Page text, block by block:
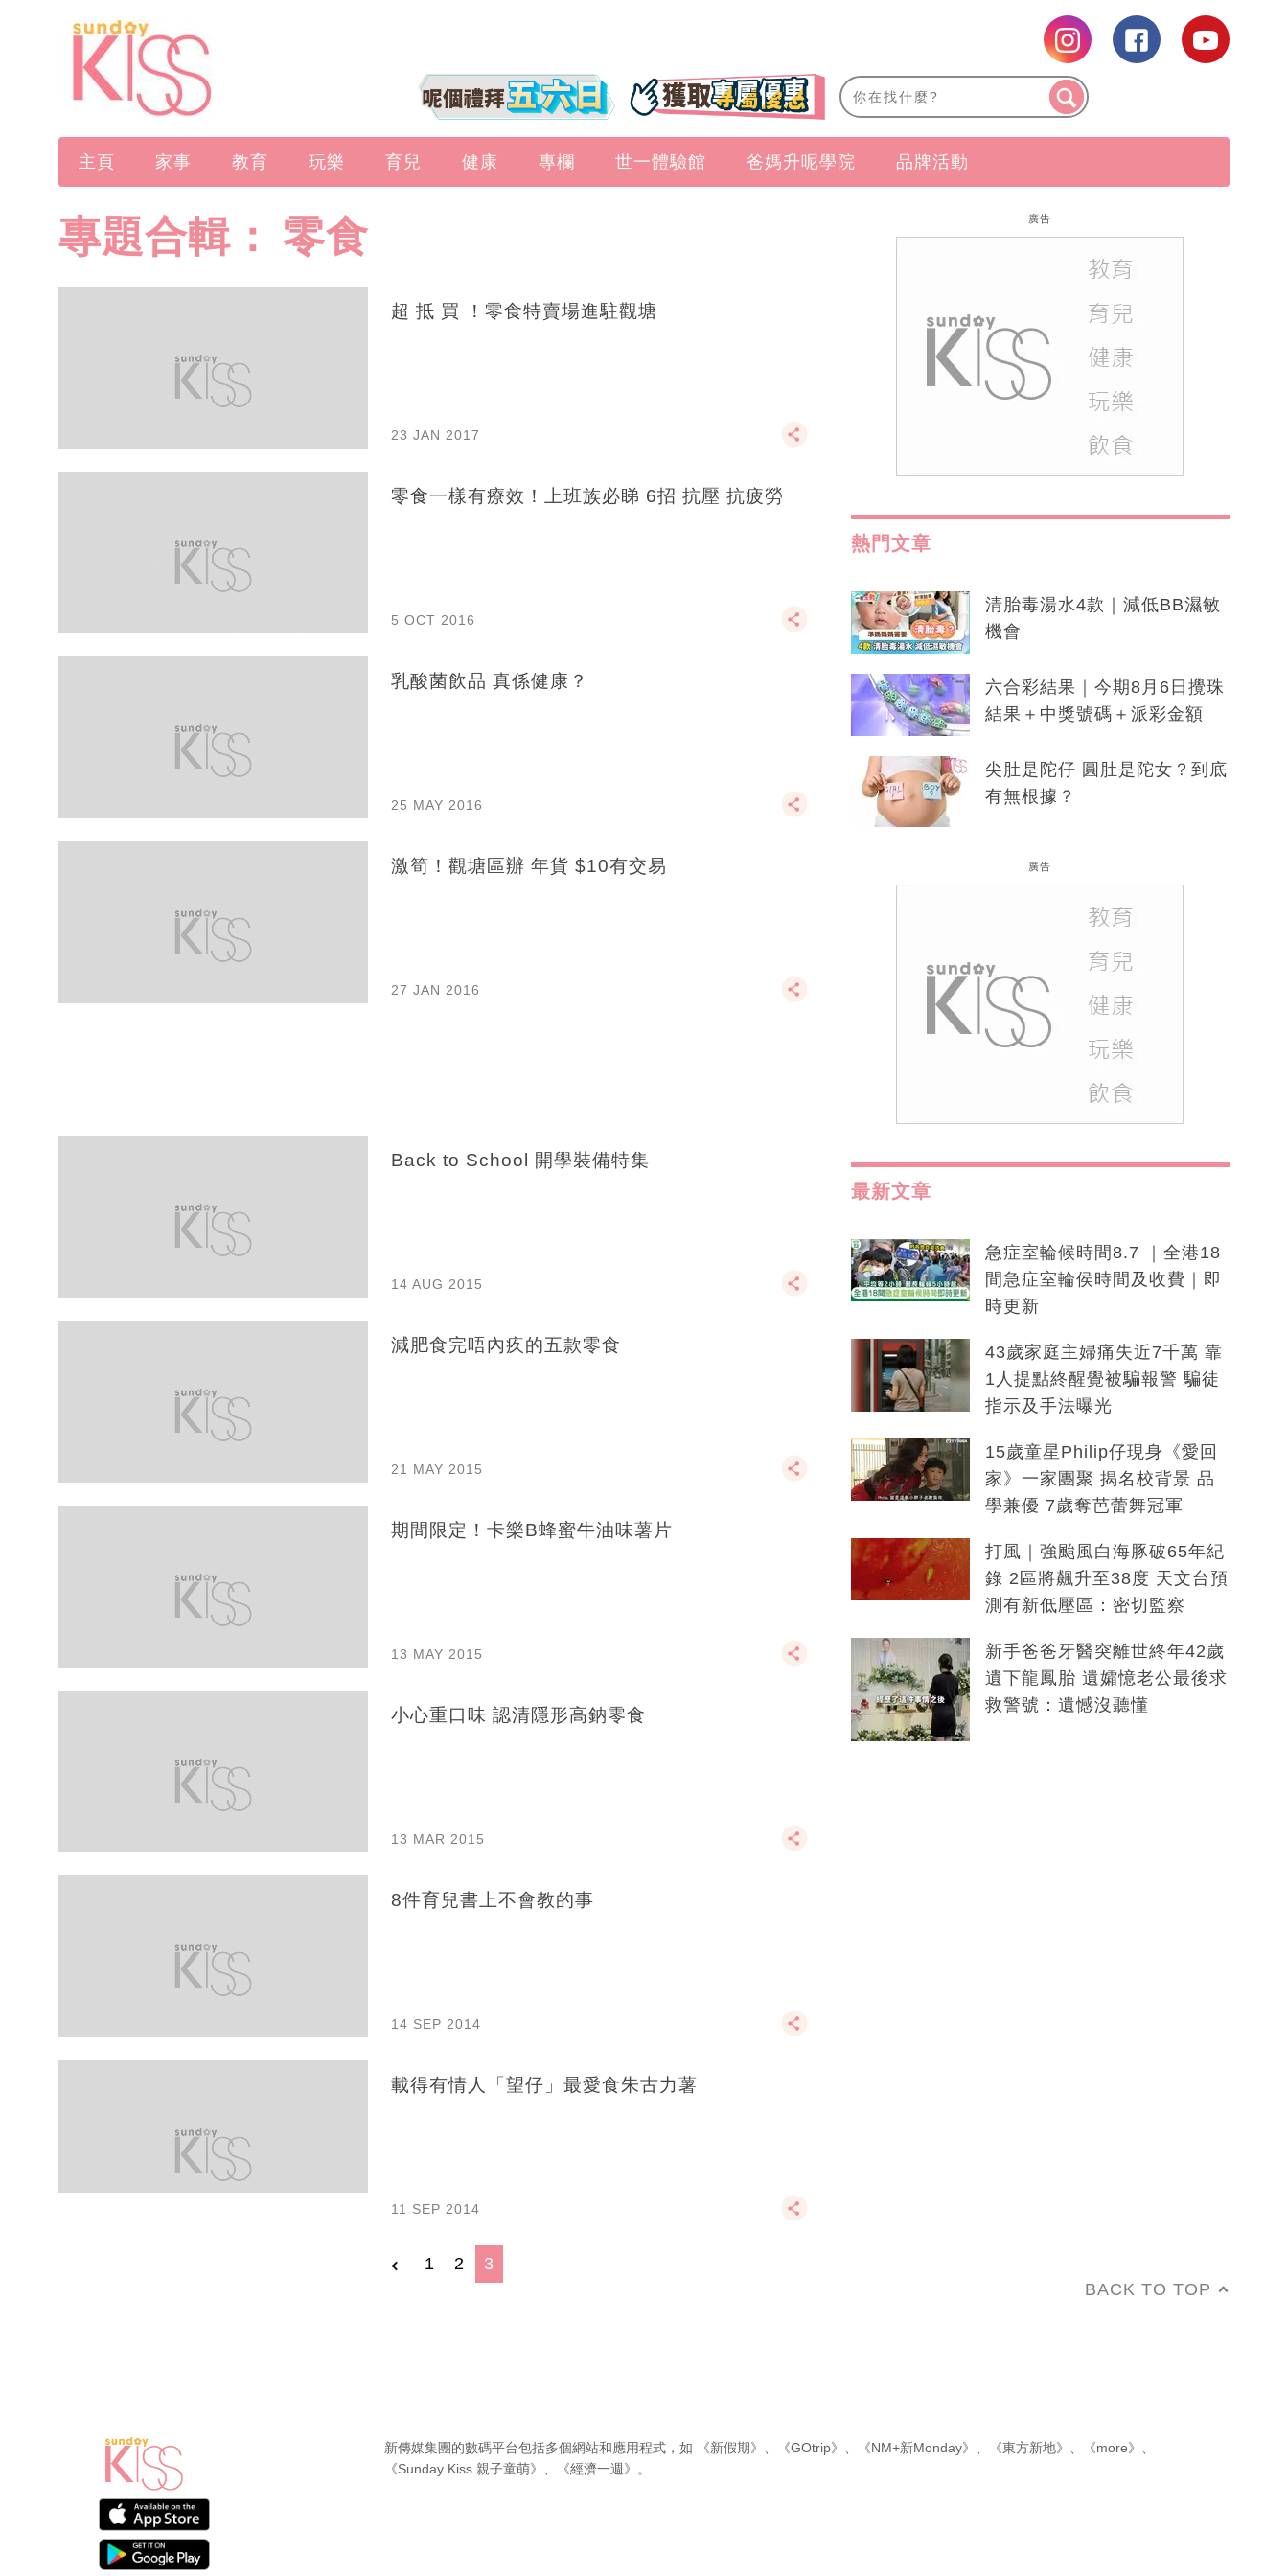
主頁 家事 教育 玩樂 育兒 健康 專欄 世一體驗館 爸媽升呢學院 品牌活動
專題合輯： 零食
超 抵 買 ！零食特賣場進駐觀塘
23 JAN 2017
零食一樣有療效！上班族必睇 6招 抗壓 抗疲勞
5 OCT 2016
乳酸菌飲品 真係健康？
25 MAY 2016
激筍！觀塘區辦 年貨 $10有交易
27 JAN 2016
Back to School 開學裝備特集
14 AUG 2015
減肥食完唔內疚的五款零食
21 MAY 2015
期間限定！卡樂B蜂蜜牛油味薯片
13 MAY 2015
小心重口味 認清隱形高鈉零食
13 MAR 2015
8件育兒書上不會教的事
14 SEP 2014
載得有情人「望仔」最愛食朱古力薯
11 SEP 2014
1 2 3
廣告
熱門文章
清胎毒湯水4款｜減低BB濕敏
機會
六合彩結果｜今期8月6日攪珠
結果＋中獎號碼＋派彩金額
尖肚是陀仔 圓肚是陀女？到底
有無根據？
廣告
最新文章
急症室輪候時間8.7 ｜全港18
間急症室輪侯時間及收費｜即
時更新
43歲家庭主婦痛失近7千萬 靠
1人提點終醒覺被騙報警 騙徒
指示及手法曝光
15歲童星Philip仔現身《愛回
家》一家團聚 揭名校背景 品
學兼優 7歲奪芭蕾舞冠軍
打風｜強颱風白海豚破65年紀
錄 2區將飆升至38度 天文台預
測有新低壓區：密切監察
新手爸爸牙醫突離世終年42歲
遺下龍鳳胎 遺孀憶老公最後求
救警號：遺憾沒聽懂
BACK TO TOP
新傳媒集團的數碼平台包括多個網站和應用程式，如 《新假期》 《GOtrip》 《NM+新Monday》 《東方新地》 《more》
《Sunday Kiss 親子童萌》
《經濟一週》 。